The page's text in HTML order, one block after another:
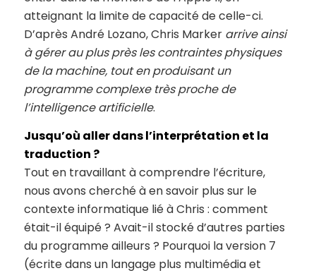
atteignant la limite de capacité de celle-ci.
D’après André Lozano, Chris Marker arrive ainsi
à gérer au plus près les contraintes physiques
de la machine, tout en produisant un
programme complexe très proche de
l’intelligence artificielle.
Jusqu’où aller dans l’interprétation et la
traduction ?
Tout en travaillant à comprendre l’écriture,
nous avons cherché à en savoir plus sur le
contexte informatique lié à Chris : comment
était-il équipé ? Avait-il stocké d’autres parties
du programme ailleurs ? Pourquoi la version 7
(écrite dans un langage plus multimédia et